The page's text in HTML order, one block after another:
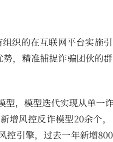
织的在互联网平台实施
，精准捕捉诈骗团伙的
，模型迭代实现从单一
增风控反诈模型20余个
控引擎，过去一年新增